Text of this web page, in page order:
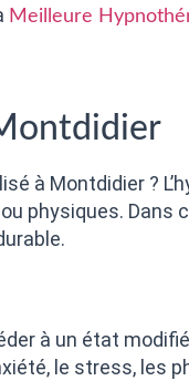
Meilleure
à Montdidier ?
physiques. Dans
à un état
le stress, les